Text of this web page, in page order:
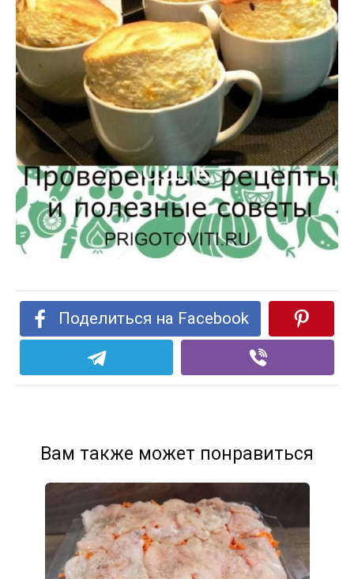
Поделиться на Facebook
Вам также может понравиться